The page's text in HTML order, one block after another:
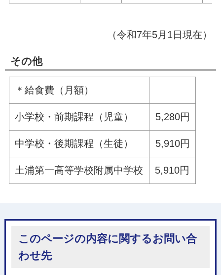
（令和7年5月1日現在）
その他
＊給食費（月額）
小学校・前期課程（児童） 5,280円
中学校・後期課程（生徒） 5,910円
土浦第一高等学校附属中学校 5,910円
このページの内容に関するお問い合
わせ先